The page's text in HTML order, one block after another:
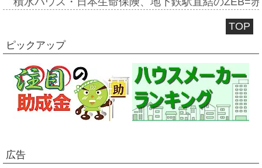
TOP
ピックアップ
広告